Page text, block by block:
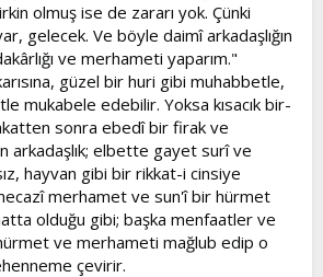
olmuş ise de zararı yok. Çünki
gelecek. Ve böyle daimî arkadaşlığın
ve merhameti yaparım."
güzel bir huri gibi muhabbetle,
mukabele edebilir. Yoksa kısacık bir-
sonra ebedî bir firak ve
arkadaşlık; elbette gayet surî ve
hayvan gibi bir rikkat-i cinsiye
merhamet ve sun'î bir hürmet
olduğu gibi; başka menfaatler ve
ve merhameti mağlub edip o
çevirir.